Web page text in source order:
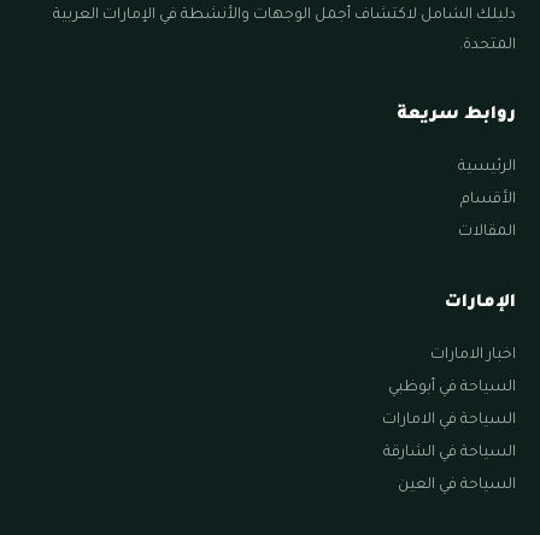
دليلك الشامل لاكتشاف أجمل الوجهات والأنشطة في الإمارات العربية
المتحدة.
روابط سريعة
الرئيسية
الأقسام
المقالات
الإمارات
اخبار الامارات
السياحة في أبوظبي
السياحة في الامارات
السياحة في الشارقة
السياحة في العين